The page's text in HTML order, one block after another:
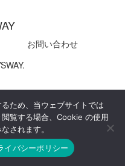
お問い合わせ
トップ
ため、当ウェブサイトでは
覧する場合、Cookie の使用
されます。
イバシーポリシー